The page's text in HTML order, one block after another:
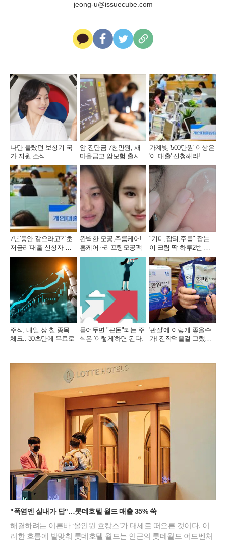
jeong-u@issuecube.com
톡
북
복
사
나만 몰랐던 보청기 국
가 지원 소식
암 진단금 7천만원, 새
마을금고 암보험 출시
가계빚 '500만원' 이상은
'이 대출' 신청해라!
7년'동안 갚으라고? '초
저금리'대출 신청자 몰
렸다.
완벽한 모공,주름케어!
홈케어 ~리프팅모공팩
"기미,잡티,주름" 잡는
이 크림 딱 하루2번 발
라
주식, 내일 상 칠 종목
체크.. 30초만에 무료로
묻어두면 "큰돈"되는 주
식은 '이렇게'하면 된다.
'관절'에 이렇게 좋을수
가! 진작먹을걸 그랬어
"폭염엔 실내가 답"…롯데호텔 월드 매출 35% 쑥
해결하려는 이른바 ‘올인원 호캉스’가 대세로 떠오른 것이다. 이
러한 흐름에 발맞춰 롯데호텔 월드는 인근의 롯데월드 어드벤처